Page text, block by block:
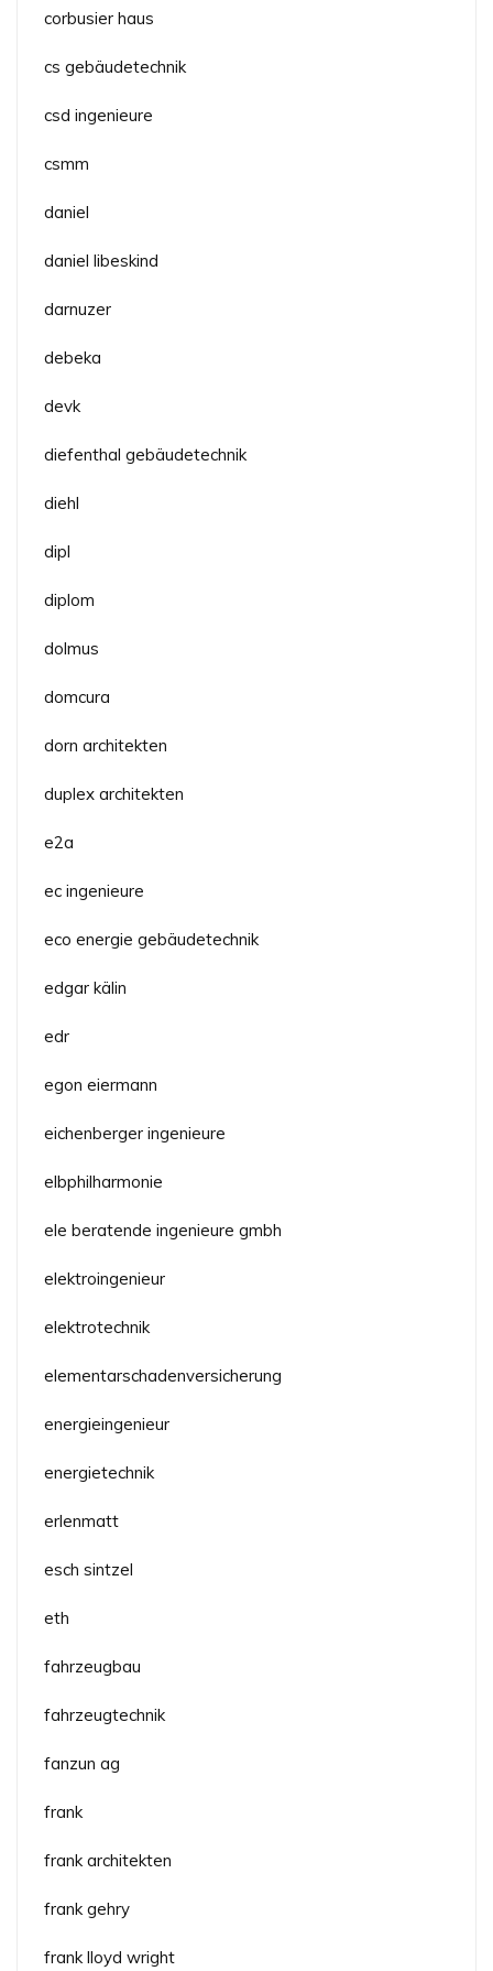
corbusier haus
cs gebäudetechnik
csd ingenieure
csmm
daniel
daniel libeskind
darnuzer
debeka
devk
diefenthal gebäudetechnik
diehl
dipl
diplom
dolmus
domcura
dorn architekten
duplex architekten
e2a
ec ingenieure
eco energie gebäudetechnik
edgar kälin
edr
egon eiermann
eichenberger ingenieure
elbphilharmonie
ele beratende ingenieure gmbh
elektroingenieur
elektrotechnik
elementarschadenversicherung
energieingenieur
energietechnik
erlenmatt
esch sintzel
eth
fahrzeugbau
fahrzeugtechnik
fanzun ag
frank
frank architekten
frank gehry
frank lloyd wright